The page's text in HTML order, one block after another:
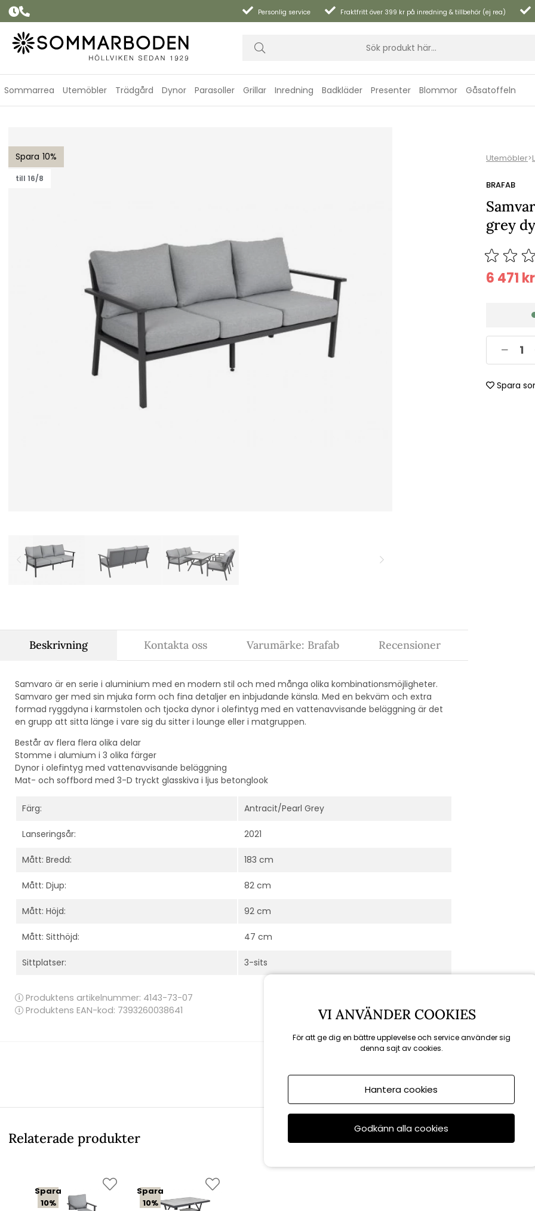
Personlig service Fraktfritt över 399 kr på inredning & tillbehör (ej rea)
Sommarrea Utemöbler Trädgård Dynor Parasoller Grillar Inredning Badkläder Presenter Blommor Gåsatoffeln
10
till 16/8
Utemöbler>
BRAFAB
grey
6 471 kr
Spara
Beskrivning
Samvaro är en serie i aluminium med en modern stil och med många olika kombinationsmöjligheter.
Samvaro ger med sin mjuka form och fina detaljer en inbjudande känsla. Med en bekväm och extra
formad ryggdyna i karmstolen och tjocka dynor i olefintyg med en vattenavvisande beläggning är det
en grupp att sitta länge i vare sig du sitter i lounge eller i matgruppen.
Består av flera flera olika delar
Stomme i alumium i 3 olika färger
Dynor i olefintyg med vattenavvisande beläggning
Mat- och soffbord med 3-D tryckt glasskiva i ljus betonglook
Färg: Antracit/Pearl Grey
Lanseringsår: 2021
Mått: Bredd: 183 cm
Mått: Djup: 82 cm
Mått: Höjd: 92 cm
Mått: Sitthöjd: 47 cm
Sittplatser: 3-sits
Produktens artikelnummer: 4143-73-07
Produktens EAN-kod: 7393260038641
Kontakta oss Varumärke: Brafab Recensioner
Relaterade produkter
Spara
10%
Spara
10%
VI ANVÄNDER COOKIES
För att ge dig en bättre upplevelse och service använder sig
denna sajt av cookies.
Hantera cookies
Godkänn alla cookies